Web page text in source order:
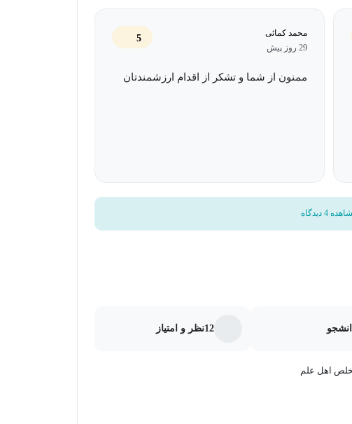
محمد کمائی
29 روز پیش
5
ممنون از شما و تشکر از اقدام ارزشمندتان
4 دیدگاه
12نظر و امتیاز
اهل علم